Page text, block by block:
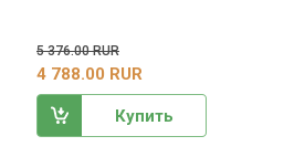
5 376.00 RUR
4 788.00 RUR
Купить